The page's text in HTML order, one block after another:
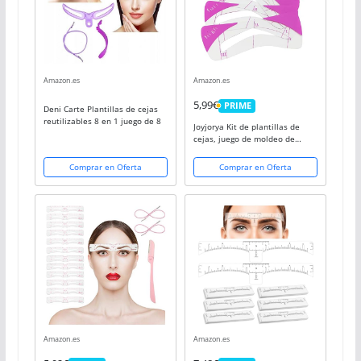
Amazon.es
Deni Carte Plantillas de cejas
reutilizables 8 en 1 juego de 8
Comprar en Oferta
Amazon.es
5,99€ PRIME
PRIME
Joyjorya Kit de plantillas de
cejas, juego de moldeo de
de cejas, forma de cejas,
reutilizables, juego de 5
Comprar en Oferta
Amazon.es Amazon.es